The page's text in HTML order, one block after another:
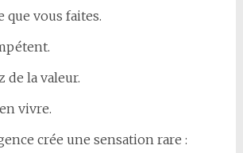
que vous faites.
de la valeur.
vivre.
crée une sensation rare :